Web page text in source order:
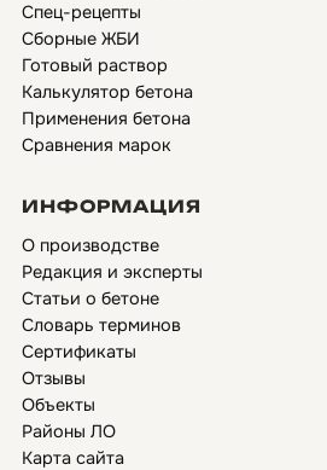
Спец-рецепты
Сборные ЖБИ
Готовый раствор
Калькулятор бетона
Применения бетона
Сравнения марок
ИНФОРМАЦИЯ
О производстве
Редакция и эксперты
Статьи о бетоне
Словарь терминов
Сертификаты
Отзывы
Объекты
Районы ЛО
Карта сайта